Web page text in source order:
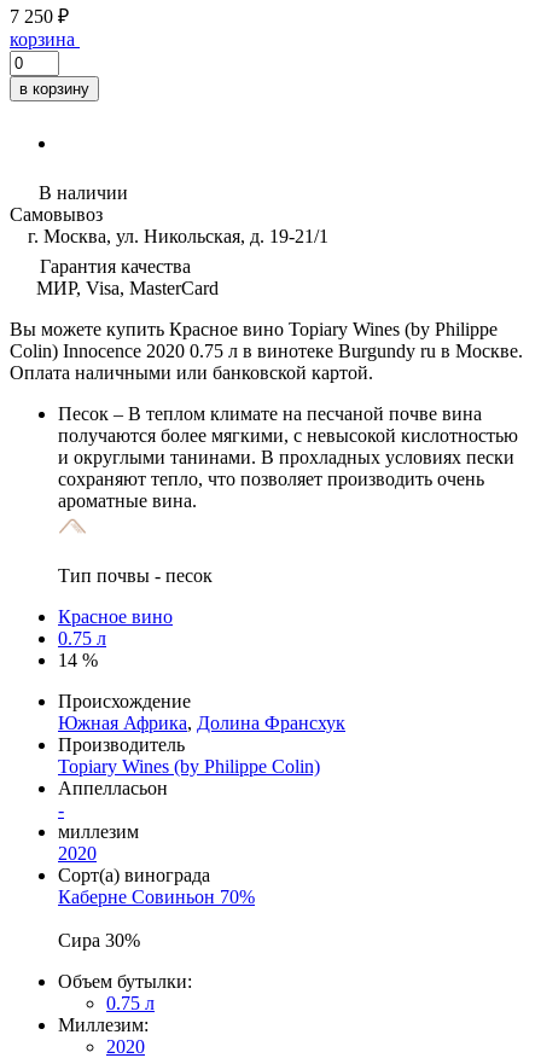
7 250 ₽
корзина
в корзину
В наличии
Самовывоз
г. Москва, ул. Никольская, д. 19-21/1
Гарантия качества
МИР, Visa, MasterCard
Вы можете купить Красное вино Topiary Wines (by Philippe
Colin) Innocence 2020 0.75 л в винотеке Burgundy ru в Москве.
Оплата наличными или банковской картой.
Песок – В теплом климате на песчаной почве вина
получаются более мягкими, с невысокой кислотностью
и округлыми танинами. В прохладных условиях пески
сохраняют тепло, что позволяет производить очень
ароматные вина.
Тип почвы - песок
Красное вино
0.75 л
14 %
Происхождение
Южная Африка, Долина Франсхук
Производитель
Topiary Wines (by Philippe Colin)
Аппелласьон
-
миллезим
2020
Сорт(а) винограда
Каберне Совиньон 70%
Сира 30%
Объем бутылки:
0.75 л
Миллезим:
2020